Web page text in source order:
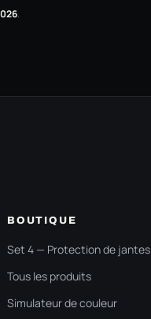
.
BOUTIQUE
Set 4 — Protection de jantes
Tous les produits
Simulateur de couleur